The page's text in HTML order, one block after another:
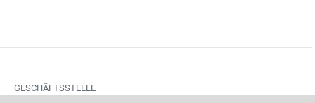
GESCHÄFTSSTELLE